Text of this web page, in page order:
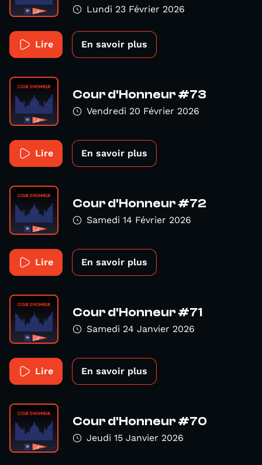
Lundi 23 Février 2026
Lire En savoir plus
Cour d'Honneur #73
Vendredi 20 Février 2026
Lire En savoir plus
Cour d'Honneur #72
Samedi 14 Février 2026
Lire En savoir plus
Cour d'Honneur #71
Samedi 24 Janvier 2026
Lire En savoir plus
Cour d'Honneur #70
Jeudi 15 Janvier 2026